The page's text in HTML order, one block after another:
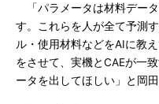
「パラメータは材料デー
す。これらを人が全て予測
ル・使用材料などをAIに教
をさせて、実機とCAEが一
ータを出してほしい」と岡田